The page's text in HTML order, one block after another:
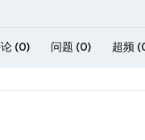
(0) 问题 (0) 超频